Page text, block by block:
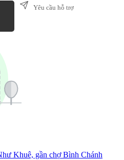
Yêu cầu hỗ trợ
Khuê, gần chợ Bình Chánh